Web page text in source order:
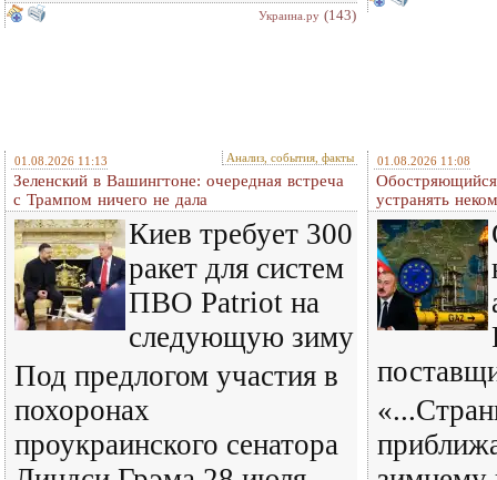
Украина.ру (143)
01.08.2026 11:13 Анализ, события, факты
Зеленский в Вашингтоне: очередная встреча
c Трампом ничего не дала
Киев требует 300
ракет для систем
ПВО Patriot на
следующую зиму
Под предлогом участия в
похоронах
проукраинского сенатора
01.08.2026 11:08
устранять